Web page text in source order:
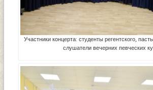
Участники концерта: студенты регентского,
слушатели вечерних певческих